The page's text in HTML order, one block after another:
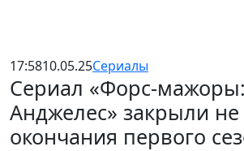
17:5810.05.25Сериалы
Сериал «Форс-
Анджелес» закрыли
окончания первого